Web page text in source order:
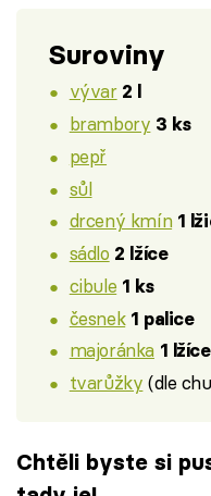
Suroviny
vývar 2 l
brambory 3 ks
pepř
sůl
drcený kmín 1
sádlo 2 lžíce
cibule 1 ks
česnek 1 palice
majoránka 1 lžíce
tvarůžky (dle
Chtěli byste si